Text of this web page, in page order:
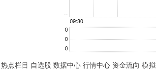
热点栏目 自选股 数据中心 行情中心 资金流向 模